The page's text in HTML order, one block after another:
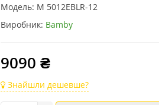
Модель: M 5012EBLR-12
Виробник: Bamby
9090 ₴
Знайшли дешевше?